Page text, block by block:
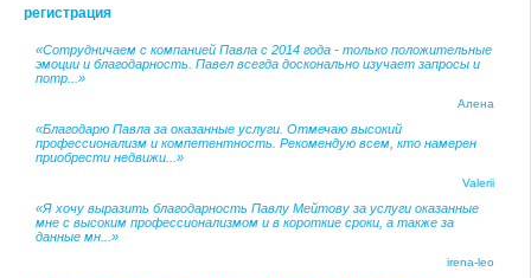
регистрация
«Сотрудничаем с компанией Павла с 2014 года - только положительные
эмоции и благодарность. Павел всегда досконально изучает запросы и
потр...»
Алена
«Благодарю Павла за оказанные услуги. Отмечаю высокий
профессионализм и компетентность. Рекомендую всем, кто намерен
приобрести недвижи...»
Valerii
«Я хочу выразить благодарность Павлу Мейтову за услуги оказанные
мне с высоким профессионализмом и в короткие сроки, а также за
данные мн...»
irena-leo